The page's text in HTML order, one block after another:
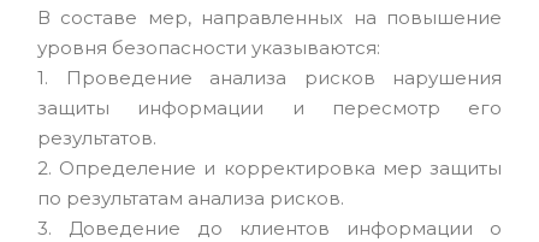
В составе мер, направленных на повышение
уровня безопасности указываются:
1. Проведение анализа рисков нарушения
защиты информации и пересмотр его
результатов.
2. Определение и корректировка мер защиты
по результатам анализа рисков.
3. Доведение до клиентов информации о